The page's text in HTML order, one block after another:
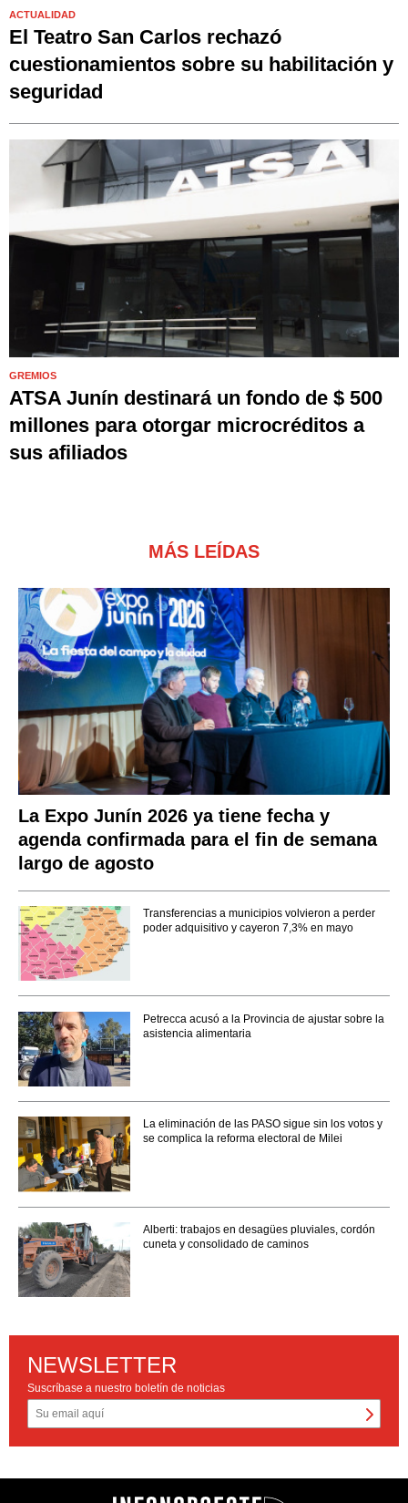
ACTUALIDAD
El Teatro San Carlos rechazó
cuestionamientos sobre su habilitación y
seguridad
GREMIOS
ATSA Junín destinará un fondo de $ 500
millones para otorgar microcréditos a
sus afiliados
MÁS LEÍDAS
La Expo Junín 2026 ya tiene fecha y
agenda confirmada para el fin de semana
largo de agosto
Transferencias a municipios volvieron a perder
poder adquisitivo y cayeron 7,3% en mayo
Petrecca acusó a la Provincia de ajustar sobre la
asistencia alimentaria
La eliminación de las PASO sigue sin los votos y
se complica la reforma electoral de Milei
Alberti: trabajos en desagües pluviales, cordón
cuneta y consolidado de caminos
NEWSLETTER
Suscríbase a nuestro boletín de noticias